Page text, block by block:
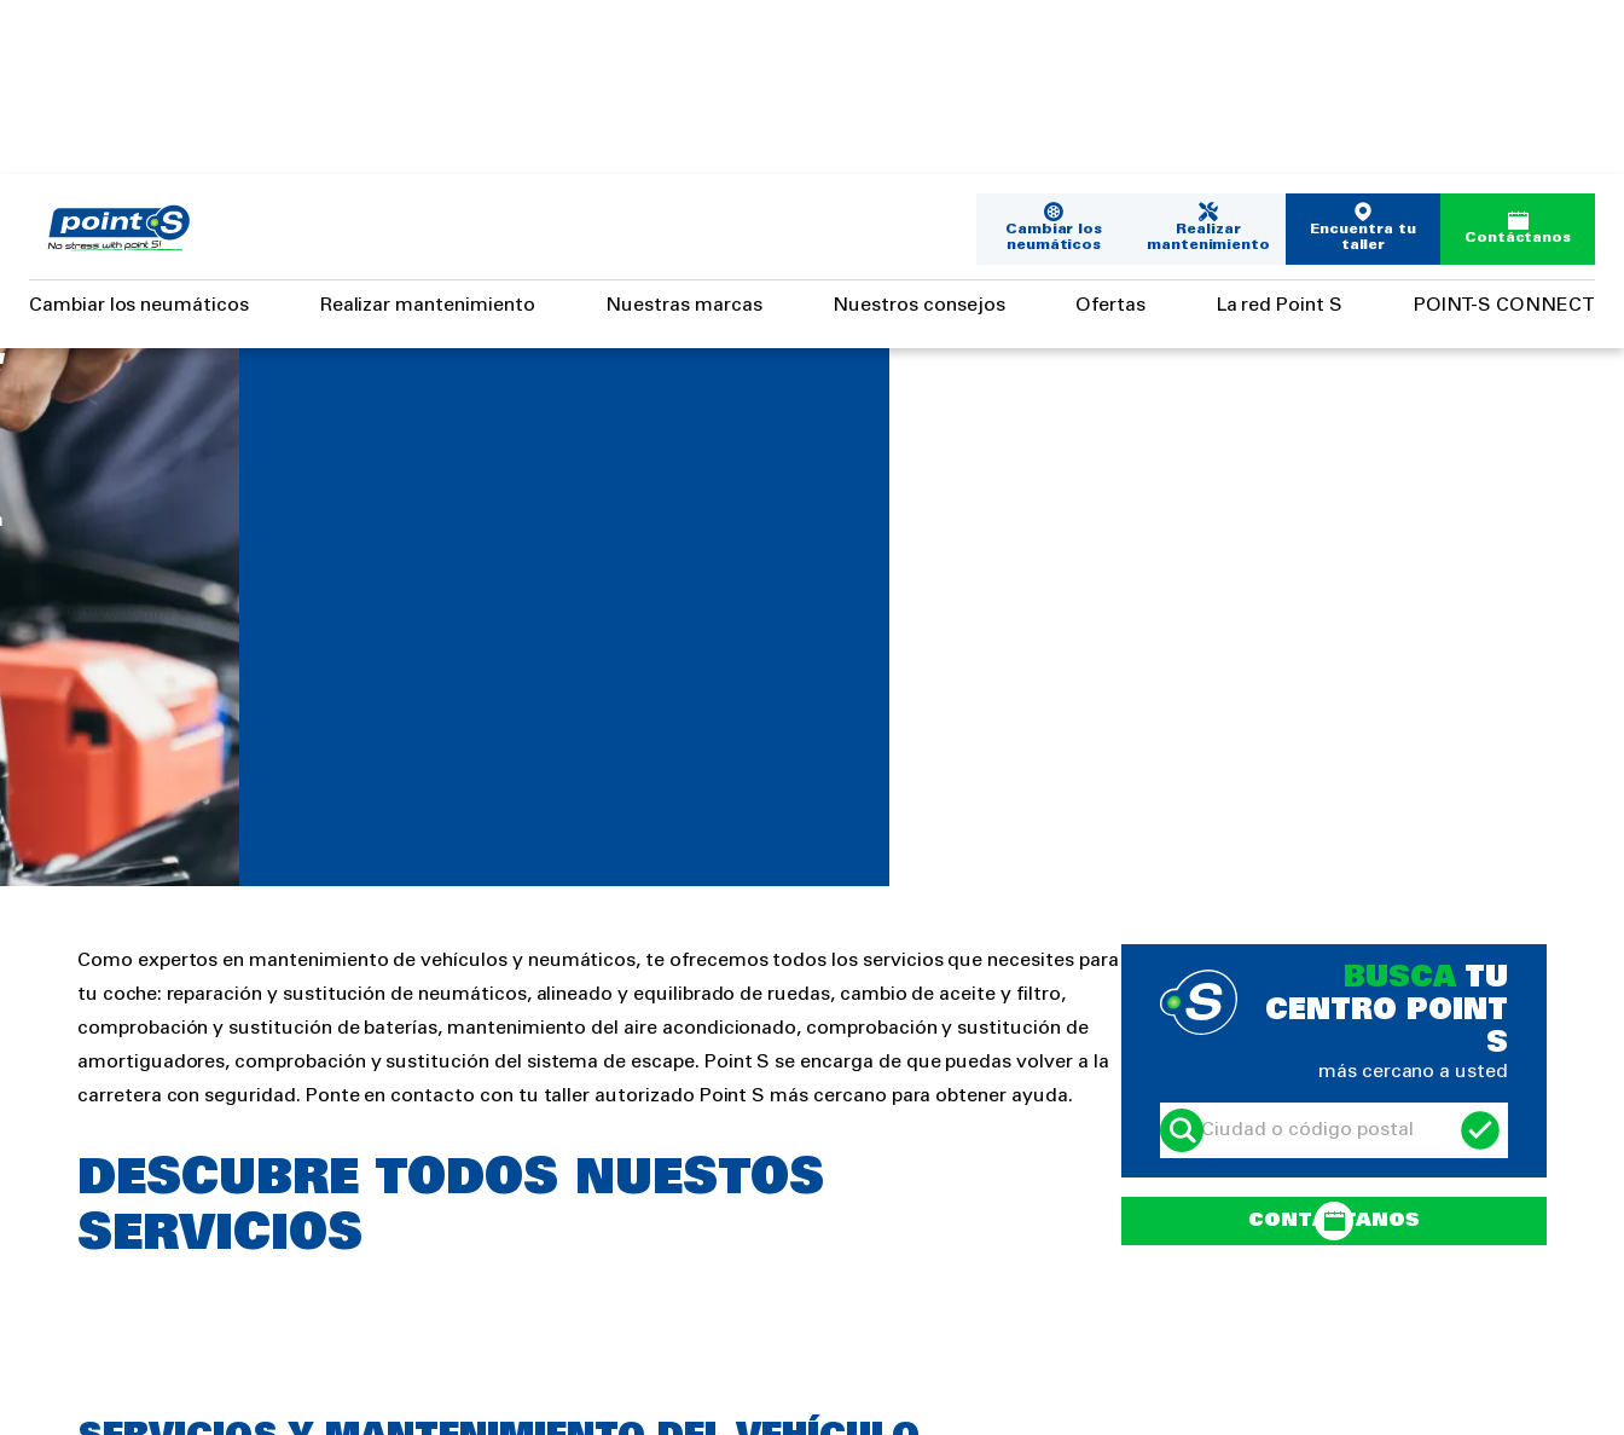
content
Cambiar los
neumáticos
Realizar
mantenimiento
Encuentra tu
taller
Contáctanos
Cambiar los neumáticos Realizar mantenimiento Nuestras marcas Nuestros consejos Ofertas La red Point S POINT-S CONNECT
Rich
Como expertos en mantenimiento de vehículos y neumáticos, te ofrecemos todos los servicios que necesites para
tu coche: reparación y sustitución de neumáticos, alineado y equilibrado de ruedas, cambio de aceite y filtro,
comprobación y sustitución de baterías, mantenimiento del aire acondicionado, comprobación y sustitución de
amortiguadores, comprobación y sustitución del sistema de escape. Point S se encarga de que puedas volver a la
carretera con seguridad. Ponte en contacto con tu taller autorizado Point S más cercano para obtener ayuda.
DESCUBRE TODOS NUESTOS
SERVICIOS
BUSCATU
CENTRO POINT
S
más cercano a usted
CONTÁCTANOS